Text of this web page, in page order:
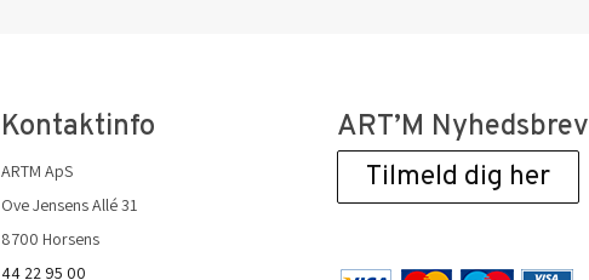
Kontaktinfo
ARTM ApS
Ove Jensens Allé 31
8700 Horsens
44 22 95 00
ART’M Nyhedsbrev
Tilmeld dig her